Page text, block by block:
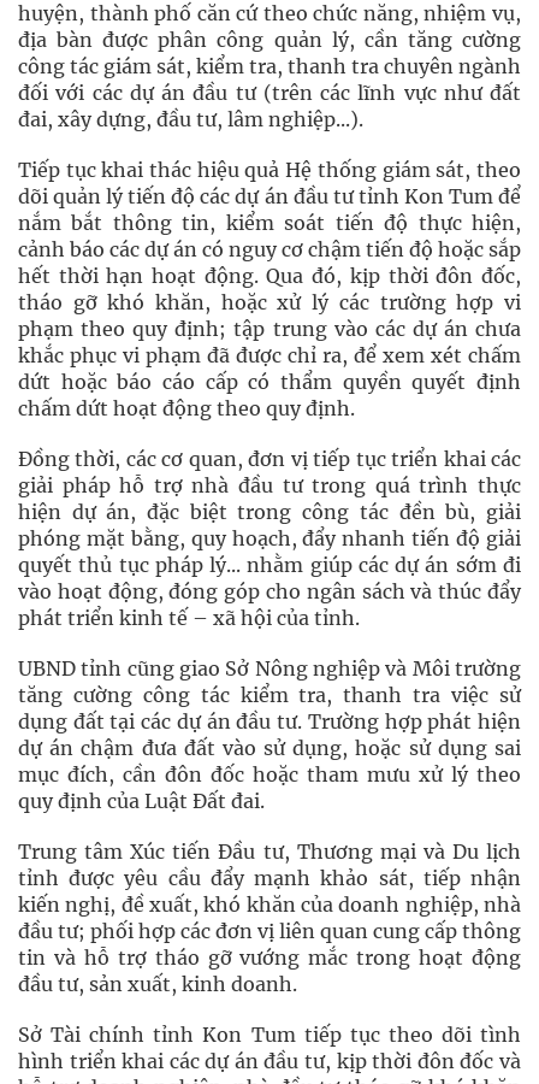
huyện, thành phố căn cứ theo chức năng, nhiệm vụ,
địa bàn được phân công quản lý, cần tăng cường
công tác giám sát, kiểm tra, thanh tra chuyên ngành
đối với các dự án đầu tư (trên các lĩnh vực như đất
đai, xây dựng, đầu tư, lâm nghiệp...).
Tiếp tục khai thác hiệu quả Hệ thống giám sát, theo
dõi quản lý tiến độ các dự án đầu tư tỉnh Kon Tum để
nắm bắt thông tin, kiểm soát tiến độ thực hiện,
cảnh báo các dự án có nguy cơ chậm tiến độ hoặc sắp
hết thời hạn hoạt động. Qua đó, kịp thời đôn đốc,
tháo gỡ khó khăn, hoặc xử lý các trường hợp vi
phạm theo quy định; tập trung vào các dự án chưa
khắc phục vi phạm đã được chỉ ra, để xem xét chấm
dứt hoặc báo cáo cấp có thẩm quyền quyết định
chấm dứt hoạt động theo quy định.
Đồng thời, các cơ quan, đơn vị tiếp tục triển khai các
giải pháp hỗ trợ nhà đầu tư trong quá trình thực
hiện dự án, đặc biệt trong công tác đền bù, giải
phóng mặt bằng, quy hoạch, đẩy nhanh tiến độ giải
quyết thủ tục pháp lý... nhằm giúp các dự án sớm đi
vào hoạt động, đóng góp cho ngân sách và thúc đẩy
phát triển kinh tế – xã hội của tỉnh.
UBND tỉnh cũng giao Sở Nông nghiệp và Môi trường
tăng cường công tác kiểm tra, thanh tra việc sử
dụng đất tại các dự án đầu tư. Trường hợp phát hiện
dự án chậm đưa đất vào sử dụng, hoặc sử dụng sai
mục đích, cần đôn đốc hoặc tham mưu xử lý theo
quy định của Luật Đất đai.
Trung tâm Xúc tiến Đầu tư, Thương mại và Du lịch
tỉnh được yêu cầu đẩy mạnh khảo sát, tiếp nhận
kiến nghị, đề xuất, khó khăn của doanh nghiệp, nhà
đầu tư; phối hợp các đơn vị liên quan cung cấp thông
tin và hỗ trợ tháo gỡ vướng mắc trong hoạt động
đầu tư, sản xuất, kinh doanh.
Sở Tài chính tỉnh Kon Tum tiếp tục theo dõi tình
hình triển khai các dự án đầu tư, kịp thời đôn đốc và